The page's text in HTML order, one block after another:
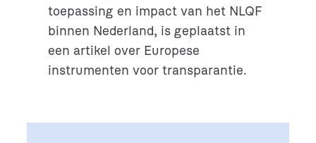
toepassing en impact van het NLQF
binnen Nederland, is geplaatst in
een artikel over Europese
instrumenten voor transparantie.